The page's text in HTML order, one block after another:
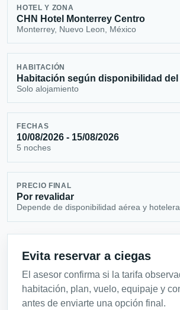
HOTEL Y ZONA
CHN Hotel Monterrey Centro
Monterrey, Nuevo Leon, México
HABITACIÓN
Habitación según disponibilidad del
Solo alojamiento
FECHAS
10/08/2026 - 15/08/2026
5 noches
PRECIO FINAL
Por revalidar
Depende de disponibilidad aérea y hotelera
Evita reservar a ciegas
El asesor confirma si la tarifa
habitación, plan, vuelo, equipaje y
antes de enviarte una opción final.